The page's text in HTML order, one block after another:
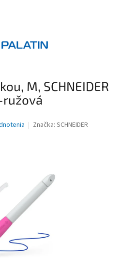
M, SCHNEIDER
ružová
Značka: SCHNEIDER